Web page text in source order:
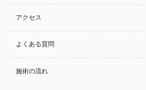
アクセス
よくある質問
施術の流れ